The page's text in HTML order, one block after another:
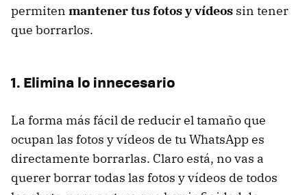
permiten mantener tus fotos y vídeos sin tener
que borrarlos.
1. Elimina lo innecesario
La forma más fácil de reducir el tamaño que
ocupan las fotos y vídeos de tu WhatsApp es
directamente borrarlas. Claro está, no vas a
querer borrar todas las fotos y vídeos de todos